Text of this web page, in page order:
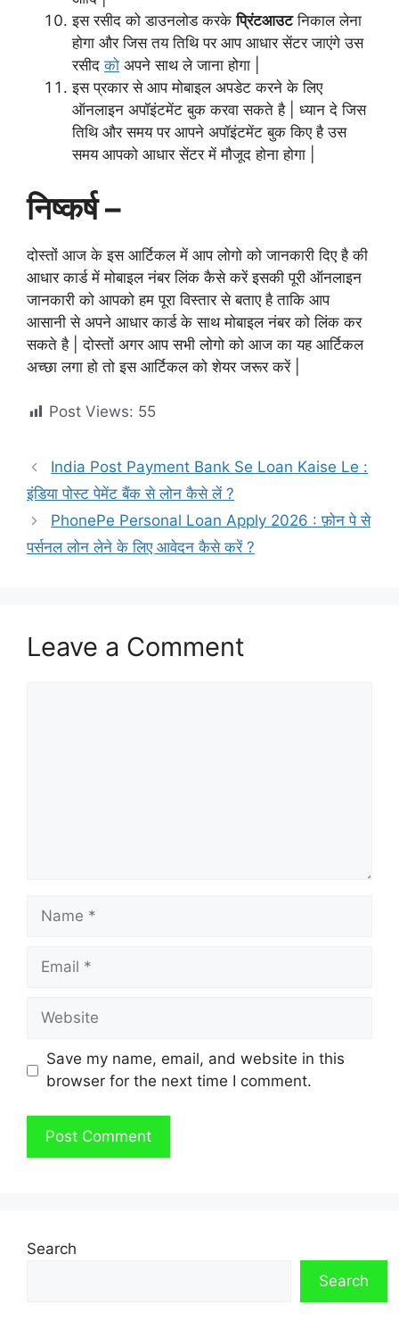
इस रसीद को डाउनलोड करकेप्रिंटआउटनिकाल लेना
होगा और जिस तय तिथि पर आप आधार सेंटर जाएंगे उस
रसीदको अपने साथ ले जाना होगा |
इस प्रकार से आप मोबाइल अपडेट करने के लिए
ऑनलाइन अपॉइंटमेंट बुक करवा सकते है | ध्यान दे जिस
तिथि और समय पर आपने अपॉइंटमेंट बुक किए है उस
समय आपको आधार सेंटर में मौजूद होना होगा |
निष्कर्ष –
दोस्तों आज के इस आर्टिकल में आप लोगो को जानकारी दिए है की
आधार कार्ड में मोबाइल नंबर लिंक कैसे करें इसकी पूरी ऑनलाइन
जानकारी को आपको हम पूरा विस्तार से बताए है ताकि आप
आसानी से अपने आधार कार्ड के साथ मोबाइल नंबर को लिंक कर
सकते है | दोस्तों अगर आप सभी लोगो को आज का यह आर्टिकल
अच्छा लगा हो तो इस आर्टिकल को शेयर जरूर करें |
Post Views: 55
India Post Payment Bank Se Loan Kaise Le :
इंडिया पोस्ट पेमेंट बैंक से लोन कैसे लें ?
PhonePe Personal Loan Apply 2026 : फ़ोन पे से
पर्सनल लोन लेने के लिए आवेदन कैसे करें ?
Leave a Comment
Name
Email
Website
Save my name, email, and website in this
browser for the next time I comment.
Search
Search